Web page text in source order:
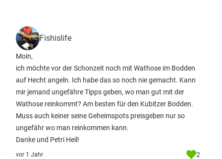
Fishislife
Moin,
ich möchte vor der Schonzeit noch mit Wathose im Bodden
auf Hecht angeln. Ich habe das so noch nie gemacht. Kann
mir jemand ungefähre Tipps geben, wo man gut mit der
Wathose reinkommt? Am besten für den Kubitzer Bodden.
Muss auch keiner seine Geheimspots preisgeben nur so
ungefähr wo man reinkommen kann.
Danke und Petri Heil!
vor 1 Jahr 2